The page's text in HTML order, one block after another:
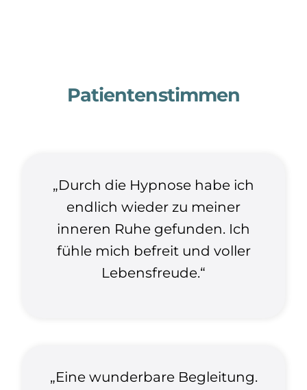
Patientenstimmen
„Durch die Hypnose habe ich
endlich wieder zu meiner
inneren Ruhe gefunden. Ich
fühle mich befreit und voller
Lebensfreude.“
„Eine wunderbare Begleitung.